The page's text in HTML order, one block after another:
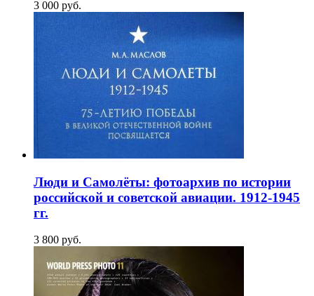
3 000 pуб.
Люди и Самолёты: фотоархив по истории
российской и советской авиации. 1912-1945
гг.
3 800 pуб.